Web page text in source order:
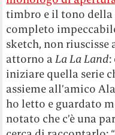
timbro e il tono della
completo
sketch, non riuscisse
attorno aLa La Land
iniziare quella serie
assieme all’amico
ho letto e guardato
notato che c’è una